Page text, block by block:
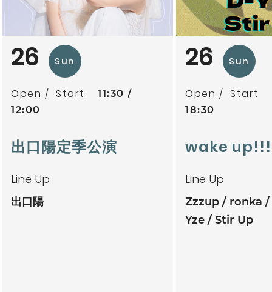
26 Sun
Open Start
11:30
12:00
出口陽定季公演
Line Up
出口陽
26 Sun
Open Start
18:30
wake up!!!
Line Up
Zzzup
ronka
Yze
Stir Up